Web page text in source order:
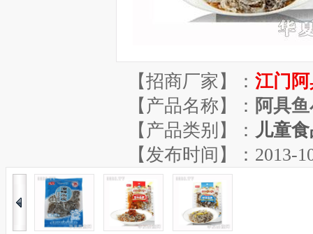
【招商厂家】： 江门
【产品名称】： 阿具
【产品类别】： 儿童
【发布时间】：2013-